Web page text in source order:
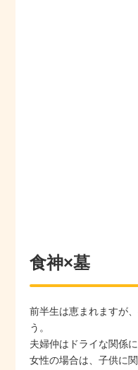
食神×墓
前半生は恵まれますが
う。
夫婦仲はドライな関係
女性の場合は、子供に